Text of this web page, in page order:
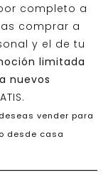
completo a
comprar a
y el de tu
limitada
nuevos
vender para
desde casa